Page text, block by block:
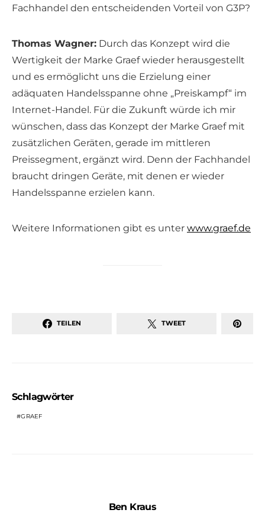
Fachhandel den entscheidenden Vorteil von G3P?
Thomas Wagner: Durch das Konzept wird die
Wertigkeit der Marke Graef wieder herausgestellt
und es ermöglicht uns die Erzielung einer
adäquaten Handelsspanne ohne „Preiskampf“ im
Internet-Handel. Für die Zukunft würde ich mir
wünschen, dass das Konzept der Marke Graef mit
zusätzlichen Geräten, gerade im mittleren
Preissegment, ergänzt wird. Denn der Fachhandel
braucht dringen Geräte, mit denen er wieder
Handelsspanne erzielen kann.
Weitere Informationen gibt es unter www.graef.de
TEILEN TWEET
Schlagwörter
GRAEF
Ben Kraus